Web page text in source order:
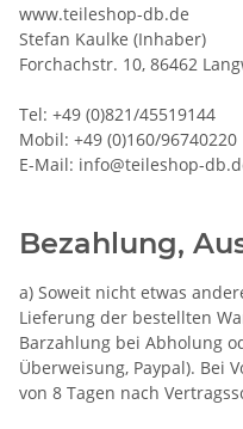
www.teileshop-db.de
Stefan Kaulke (Inhaber)
Forchachstr. 10, 86462
Tel: +49 (0)821/45519144
Mobil: +49 (0)160/96740220
E-Mail: info@teileshop-
Bezahlung,
a) Soweit nicht etwas
Lieferung der bestellten
Barzahlung bei Abholung
Überweisung, Paypal). Bei
von 8 Tagen nach